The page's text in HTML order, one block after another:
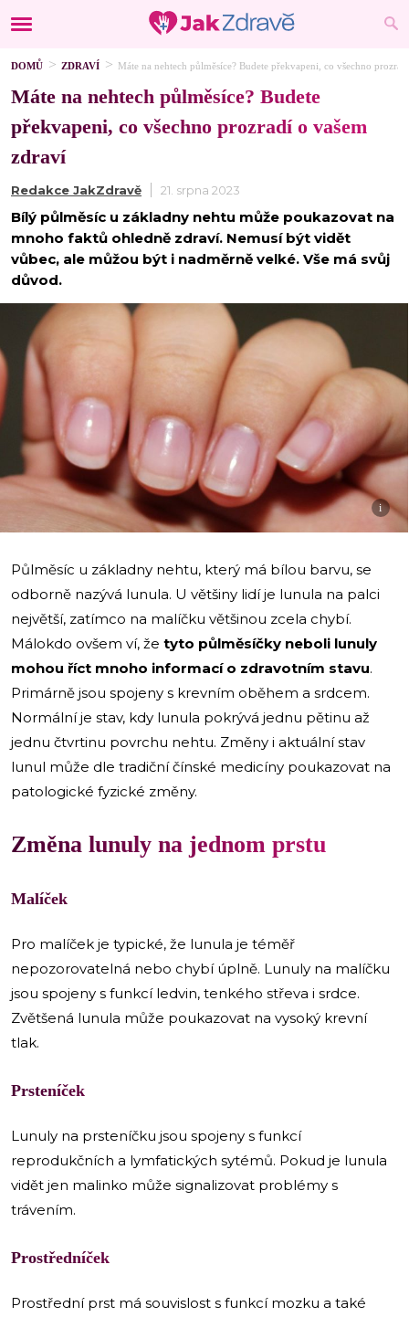
DOMŮ ZDRAVÍ Máte na nehtech půlměsíce? Budete překvapeni, co všechno
Máte na nehtech půlměsíce? Budete
překvapeni, co všechno prozradí o vašem
zdraví
Redakce JakZdravě 21. srpna 2023
Bílý půlměsíc u základny nehtu může poukazovat na
mnoho faktů ohledně zdraví. Nemusí být vidět
vůbec, ale můžou být i nadměrně velké. Vše má svůj
důvod.
i
Půlměsíc u základny nehtu, který má bílou barvu, se
odborně nazývá lunula. U většiny lidí je lunula na palci
největší, zatímco na malíčku většinou zcela chybí.
Málokdo ovšem ví, že tyto půlměsíčky neboli lunuly
mohou říct mnoho informací o zdravotním stavu.
Primárně jsou spojeny s krevním oběhem a srdcem.
Normální je stav, kdy lunula pokrývá jednu pětinu až
jednu čtvrtinu povrchu nehtu. Změny i aktuální stav
lunul může dle tradiční čínské medicíny poukazovat na
patologické fyzické změny.
Změna lunuly na jednom prstu
Malíček
Pro malíček je typické, že lunula je téměř
nepozorovatelná nebo chybí úplně. Lunuly na malíčku
jsou spojeny s funkcí ledvin, tenkého střeva i srdce.
Zvětšená lunula může poukazovat na vysoký krevní
tlak.
Prsteníček
Lunuly na prsteníčku jsou spojeny s funkcí
reprodukčních a lymfatických sytémů. Pokud je lunula
vidět jen malinko může signalizovat problémy s
trávením.
Prostředníček
Prostřední prst má souvislost s funkcí mozku a také